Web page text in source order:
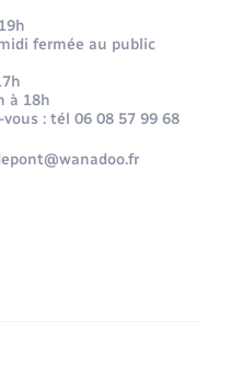
fermée au public
à 18h
: tél 06 08 57 99 68